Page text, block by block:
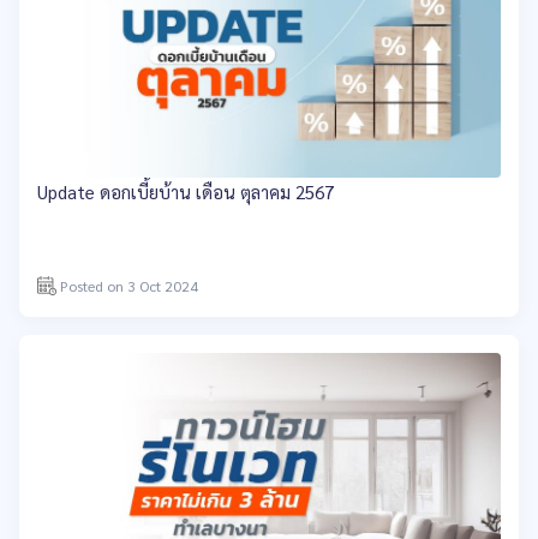
Update ดอกเบี้ยบ้าน เดือน ตุลาคม 2567
Posted on 3 Oct 2024